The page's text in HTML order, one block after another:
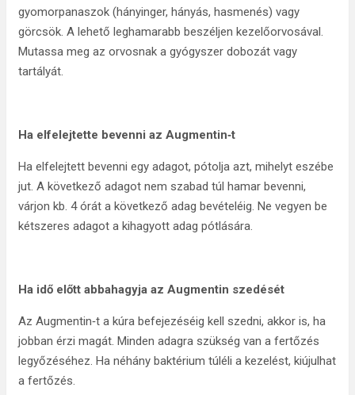
gyomorpanaszok (hányinger, hányás, hasmenés) vagy
görcsök. A lehető leghamarabb beszéljen kezelőorvosával.
Mutassa meg az orvosnak a gyógyszer dobozát vagy
tartályát.
Ha elfelejtette bevenni az Augmentin‑t
Ha elfelejtett bevenni egy adagot, pótolja azt, mihelyt eszébe
jut. A következő adagot nem szabad túl hamar bevenni,
várjon kb. 4 órát a következő adag bevételéig. Ne vegyen be
kétszeres adagot a kihagyott adag pótlására.
Ha idő előtt abbahagyja az Augmentin szedését
Az Augmentin‑t a kúra befejezéséig kell szedni, akkor is, ha
jobban érzi magát. Minden adagra szükség van a fertőzés
legyőzéséhez. Ha néhány baktérium túléli a kezelést, kiújulhat
a fertőzés.